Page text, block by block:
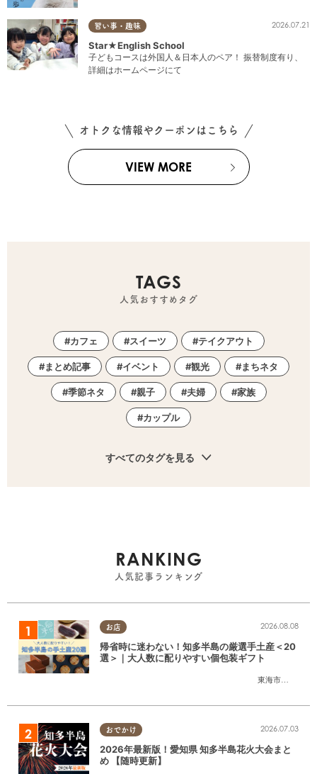
習い事・趣味 2026.07.21
Star★English School
子どもコースは外国人＆日本人のペア！ 振替制度有り、
詳細はホームページにて
オトクな情報やクーポンはこちら
VIEW MORE
TAGS
人気おすすめタグ
カフェ スイーツ テイクアウト
まとめ記事 イベント 観光 まちネタ
季節ネタ 親子 夫婦 家族
カップル
すべてのタグを見る
RANKING
人気記事ランキング
お店
東海市
,大府市
2026.08.08
帰省時に迷わない！知多半島の厳選手土産＜20
選＞｜大人数に配りやすい個包装ギフト
おでかけ 2026.07.03
2026年最新版！愛知県 知多半島花火大会まと
め 【随時更新】